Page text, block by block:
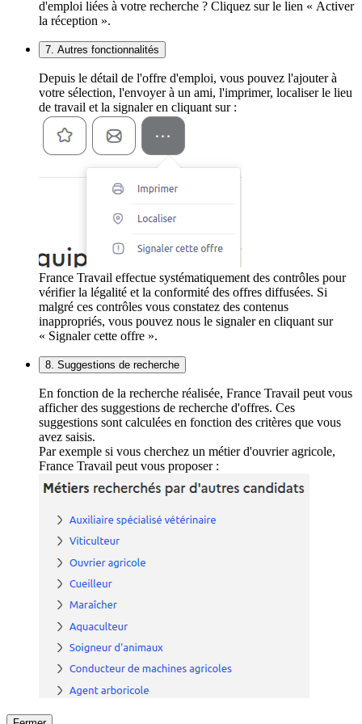
d'emploi liées à votre recherche ? Cliquez sur le lien « Activer
la réception ».
7. Autres fonctionnalités
Depuis le détail de l'offre d'emploi, vous pouvez l'ajouter à
votre sélection, l'envoyer à un ami, l'imprimer, localiser le lieu
de travail et la signaler en cliquant sur :
France Travail effectue systématiquement des contrôles pour
vérifier la légalité et la conformité des offres diffusées. Si
malgré ces contrôles vous constatez des contenus
inappropriés, vous pouvez nous le signaler en cliquant sur
« Signaler cette offre ».
8. Suggestions de recherche
En fonction de la recherche réalisée, France Travail peut vous
afficher des suggestions de recherche d'offres. Ces
suggestions sont calculées en fonction des critères que vous
avez saisis.
Par exemple si vous cherchez un métier d'ouvrier agricole,
France Travail peut vous proposer :